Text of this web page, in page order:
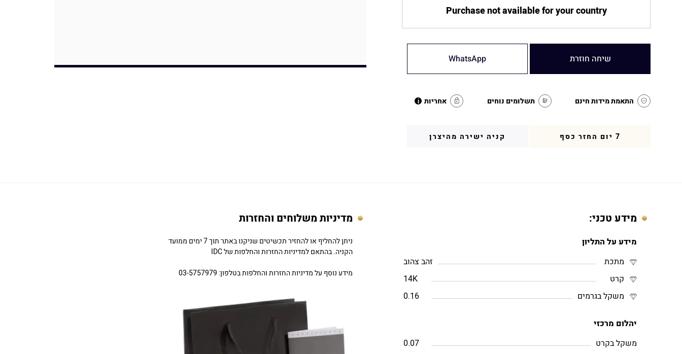
Purchase not available for your country
שיחה חוזרת WhatsApp
התאמת מידות חינם תשלומים נוחים אחריות i
7 יום החזר כסף קניה ישירה מהיצרן
מידע טכני:
מידע על התליון
מתכת
זהב צהוב
קרט
14K
משקל בגרמים
0.16
יהלום מרכזי
משקל בקרט
0.07
מדיניות משלוחים והחזרות
ניתן להחליף או להחזיר תכשיטים שניקנו באתר תוך 7 ימים ממועד
הקניה. בהתאם למדיניות החזרות והחלפות של IDC
מידע נוסף על מדיניות החזרות והחלפות בטלפון: 03-5757979